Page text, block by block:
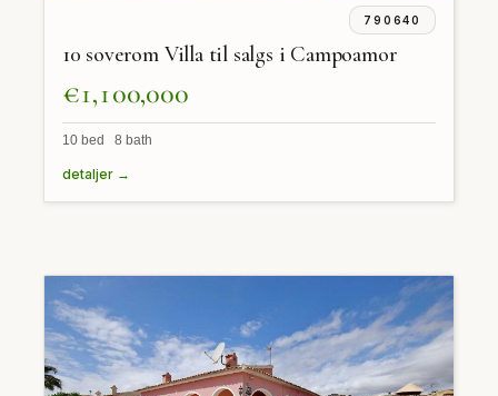
790640
10 soverom Villa til salgs i Campoamor
€1,100,000
10 bed 8 bath
detaljer →